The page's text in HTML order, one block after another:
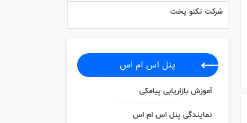
شرکت تکنو پخت
پنل اس ام اس
آموزش بازاریابی پیامکی
نمایندگی پنل اس ام اس